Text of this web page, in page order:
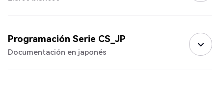
Programación Serie CS_JP
Documentación en japonés